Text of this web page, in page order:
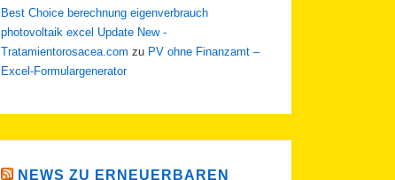
Best Choice berechnung eigenverbrauch
photovoltaik excel Update New -
Tratamientorosacea.com zu PV ohne Finanzamt –
Excel-Formulargenerator
NEWS ZU ERNEUERBAREN